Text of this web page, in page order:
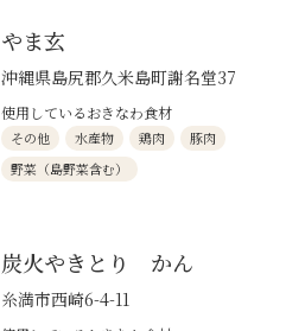
やま玄
沖縄県島尻郡久米島町謝名堂37
使用しているおきなわ食材
その他 水産物 鶏肉
豚肉
野菜（島野菜含む）
炭火やきとり かん
糸満市西崎6-4-11